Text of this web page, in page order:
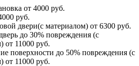
от 4000 руб.
руб.
двери(с материалом) от 6300 руб.
до 30% повреждения (с
от 11000 руб.
поверхности до 50% повреждения (с
от 11000 руб.